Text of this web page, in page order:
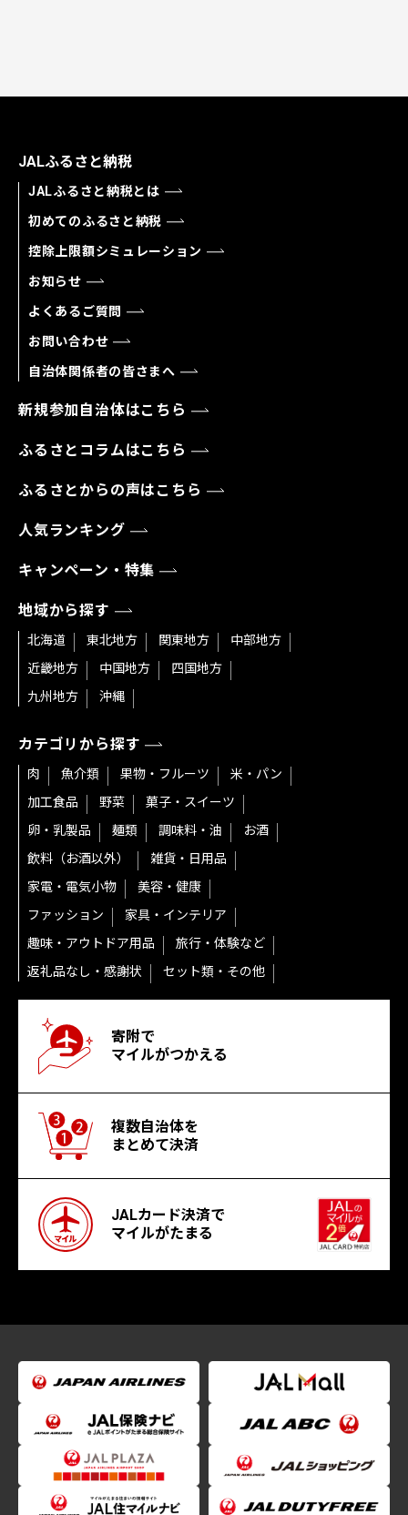
JALふるさと納税
JALふるさと納税とは
初めてのふるさと納税
控除上限額シミュレーション
お知らせ
よくあるご質問
お問い合わせ
自治体関係者の皆さまへ
新規参加自治体はこちら
ふるさとコラムはこちら
ふるさとからの声はこちら
人気ランキング
キャンペーン・特集
地域から探す
北海道 東北地方 関東地方
中部地方
近畿地方
中国地方
四国地方
九州地方
沖縄
カテゴリから探す
肉 魚介類 果物・フルーツ
米・パン
加工食品
野菜
菓子・スイーツ
卵・乳製品
麺類 調味料・油
お酒
飲料（お酒以外）
雑貨・日用品
家電・電気小物
美容・健康
ファッション
家具・インテリア
趣味・アウトドア用品
旅行・体験など
返礼品なし・感謝状
セット類・その他
寄附で
マイルがつかえる
複数自治体を
まとめて決済
JALカード決済で
マイルがたまる